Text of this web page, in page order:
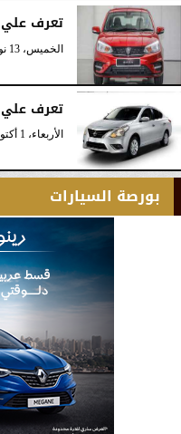
تعرف علي
الخميس، 13 نوفمبر 2025
تعرف علي
الأربعاء، 1 أكتوبر 2025
بورصة السيارات